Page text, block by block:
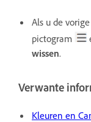
Als u de
pictogram
wissen.
Verwante
Kleuren en